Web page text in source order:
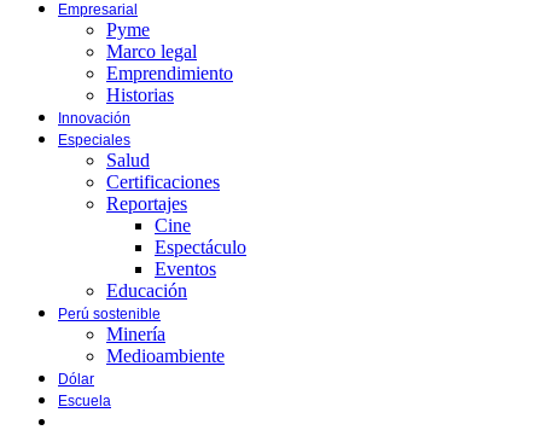
Empresarial
Pyme
Marco legal
Emprendimiento
Historias
Innovación
Especiales
Salud
Certificaciones
Reportajes
Cine
Espectáculo
Eventos
Educación
Perú sostenible
Minería
Medioambiente
Dólar
Escuela